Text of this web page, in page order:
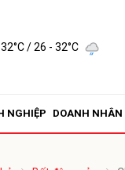
32°C/ 26 - 32°C
NGHIỆP DOANH NHÂN